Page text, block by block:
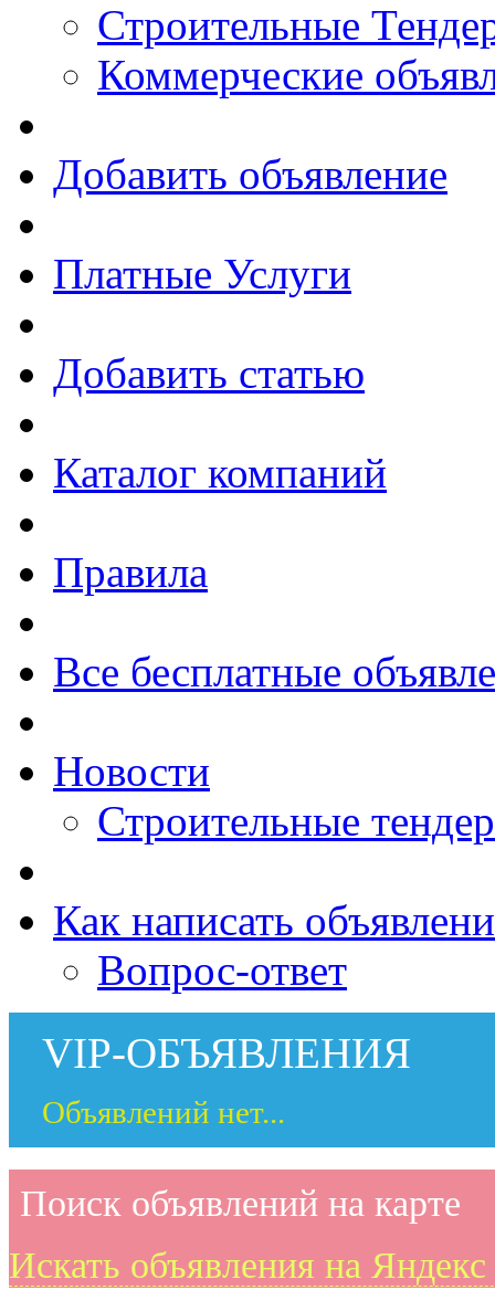
Строительные
Коммерческие
Добавить объявление
Платные Услуги
Добавить статью
Каталог компаний
Правила
Все бесплатные
Новости
Строительные
Как написать
Вопрос-ответ
VIP-ОБЪЯВЛЕНИЯ
Объявлений нет...
Поиск объявлений на карте
Искать объявления на Яндекс